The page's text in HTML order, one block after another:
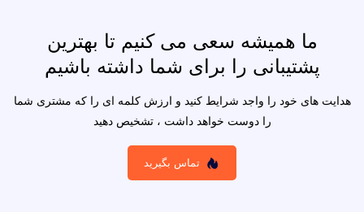
ما همیشه سعی می کنیم تا بهترین
پشتیبانی را برای شما داشته باشیم
هدایت های خود را واجد شرایط کنید و ارزش کلمه ای را که مشتری شما
را دوست خواهد داشت ، تشخیص دهید
تماس بگیرید